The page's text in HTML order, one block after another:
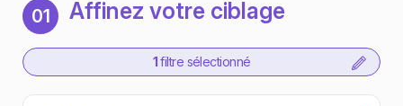
01 Affinez votre ciblage
1 filtre sélectionné